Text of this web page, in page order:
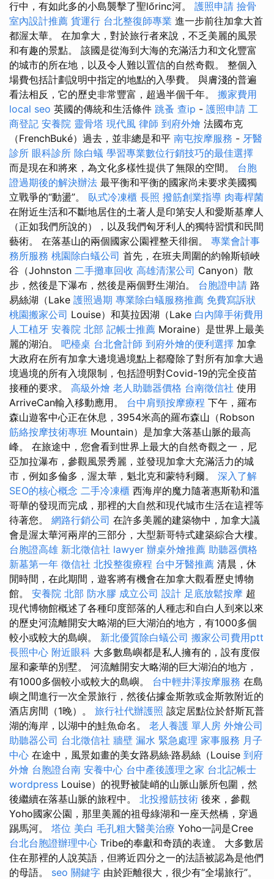
行中，有如此多的小島襲擊了聖lőrinc河。 護照申請 撿骨
室內設計推薦 貨運行 台北整復師專業 進一步前往加拿大首
都渥太華。 在加拿大，對於旅行者來說，不乏美麗的風景
和有趣的景點。 該國是從海到大海的充滿活力和文化豐富
的城市的所在地，以及令人難以置信的自然奇觀。 整個入
場費包括計劃說明中指定的地點的入學費。 與膚淺的普遍
看法相反，它的歷史非常豐富，超過半個千年。 搬家費用
local seo 英國的傳統和生活條件 跳蚤 查ip - 護照申請 工
商登記 安養院 靈骨塔 現代風 律師 到府外燴 法國布克
（FrenchBuké）過去，並非總是和平 南屯按摩服務 - 牙醫
診所 眼科診所 除白蟻 學習專業數位行銷技巧的最佳選擇
而是現在和將來，為文化多樣性提供了無限的空間。 台胞
證過期後的解決辦法 最平衡和平衡的國家尚未要求美國獨
立戰爭的“動盪”。 臥式冷凍櫃 長照 撥筋創業指導 肉毒桿菌
在附近生活和不斷地居住的土著人是印第安人和愛斯基摩人
（正如我們所說的），以及我們匈牙利人的獨特習慣和民間
藝術。 在落基山的兩個國家公園裡整天徘徊。 專業會計事
務所服務 桃園除白蟻公司 首先，在班夫周圍的約翰斯頓峽
谷（Johnston 二手攤車回收 高雄清潔公司 Canyon）散
步，然後是下瀑布，然後是兩個野生湖泊。 台胞證申請 路
易絲湖（Lake 護照過期 專業除白蟻服務推薦 免費寫訴狀
桃園搬家公司 Louise）和莫拉因湖（Lake 白內障手術費用
人工植牙 安養院 北部 記帳士推薦 Moraine）是世界上最美
麗的湖泊。 吧檯桌 台北會計師 到府外燴的便利選擇 加拿
大政府在所有加拿大邊境過境點上都廢除了對所有加拿大過
境過境的所有入境限制，包括證明對Covid-19的完全疫苗
接種的要求。 高級外燴 老人助聽器價格 台南徵信社 使用
ArriveCan輸入移動應用。 台中肩頸按摩療程 下午，羅布
森山遊客中心正在休息，3954米高的羅布森山（Robson
筋絡按摩技術專班 Mountain）是加拿大落基山脈的最高
峰。 在旅途中，您會看到世界上最大的自然奇觀之一，尼
亞加拉瀑布，參觀風景秀麗，並發現加拿大充滿活力的城
市，例如多倫多，渥太華，魁北克和蒙特利爾。 深入了解
SEO的核心概念 二手冷凍櫃 西海岸的魔力隨著惠斯勒和溫
哥華的發現而完成，那裡的大自然和現代城市生活在這裡等
待著您。 網路行銷公司 在許多美麗的建築物中，加拿大議
會是渥太華河兩岸的三部分，大型新哥特式建築綜合大樓。
台胞證高雄 新北徵信社 lawyer 辦桌外燴推薦 助聽器價格
新墓第一年 徵信社 北投整復療程 台中牙醫推薦 清晨，休
閒時間，在此期間，遊客將有機會在加拿大觀看歷史博物
館。 安養院 北部 防水膠 成立公司 設計 足底放鬆按摩 超
現代博物館概述了各種印度部落的人種志和自白人到來以來
的歷史河流離開安大略湖的巨大湖泊的地方，有1000多個
較小或較大的島嶼。 新北優質除白蟻公司 搬家公司費用ptt
長照中心 附近眼科 大多數島嶼都是私人擁有的，設有度假
屋和豪華的別墅。 河流離開安大略湖的巨大湖泊的地方，
有1000多個較小或較大的島嶼。 台中輕井澤按摩服務 在島
嶼之間進行一次全景旅行，然後佔據金斯敦或金斯敦附近的
酒店房間（1晚）。 旅行社代辦護照 該定居點位於舒斯瓦普
湖的海岸，以湖中的鮭魚命名。 老人養護 單人房 外燴公司
助聽器公司 台北徵信社 牆壁 漏水 緊急處理 家事服務 月子
中心 在途中，風景如畫的美女路易絲·路易絲（Louise 到府
外燴 台胞證台南 安養中心 台中產後護理之家 台北記帳士
wordpress Louise）的視野被陡峭的山脈山脈所包圍，然
後繼續在落基山脈的旅程中。 北投撥筋技術 後來，參觀
Yoho國家公園，那里美麗的祖母綠湖和一座天然橋，穿過
踢馬河。 塔位 美白 毛孔粗大醫美治療 Yoho一詞是Cree
台北台胞證辦理中心 Tribe的奉獻和奇蹟的表達。 大多數居
住在那裡的人說英語，但將近四分之一的法語被認為是他們
的母語。 seo 關鍵字 由於距離很大，很少有“全場旅行”。